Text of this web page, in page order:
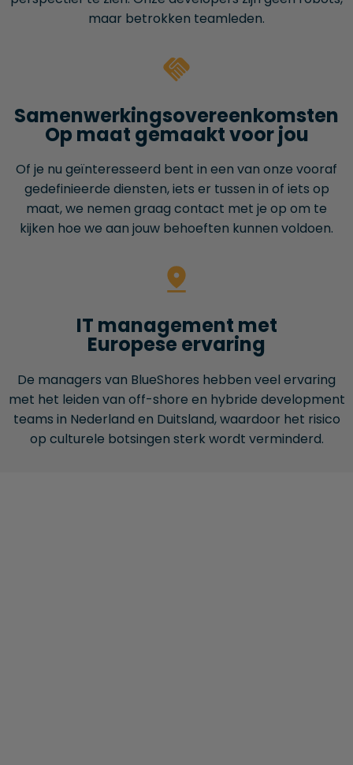
maar betrokken teamleden.
Samenwerkings­overeenkomsten
Op maat gemaakt voor jou
Of je nu geïnteresseerd bent in een van onze vooraf
gedefinieerde diensten, iets er tussen in of iets op
maat, we nemen graag contact met je op om te
kijken hoe we aan jouw behoeften kunnen voldoen.
IT management met
Europese ervaring
De managers van BlueShores hebben veel ervaring
met het leiden van off-shore en hybride development
teams in Nederland en Duitsland, waardoor het risico
op culturele botsingen sterk wordt verminderd.